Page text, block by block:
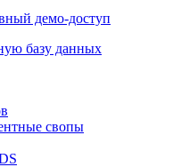
демо-доступ
базу данных
свопы